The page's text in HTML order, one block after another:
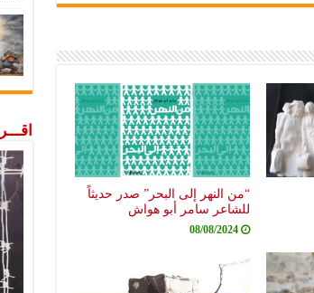
“من النهر إلى البحر” صدر حديثاً
للشاعر سامر أبو هواش
08/08/2024